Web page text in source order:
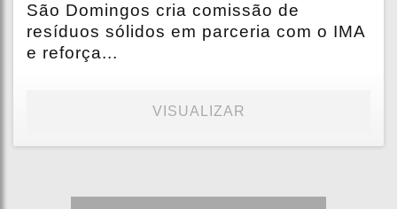
São Domingos cria comissão de
resíduos sólidos em parceria com o IMA
e reforça...
VISUALIZAR